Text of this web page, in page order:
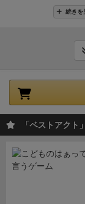
んにせ
ム会で
と思い
しみな
に変わ
続きを
「ベストアクト